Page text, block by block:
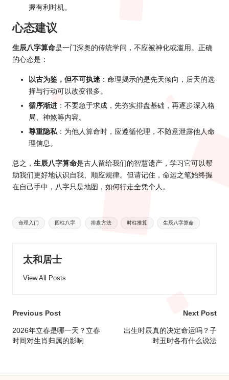
握有利时机。
心态建议
生辰八字算命是一门深奥的传统学问，不应被神化或滥用。正确
的心态是：
以古为鉴，但不可执迷 ：命理揭示的是先天倾向，后天的选
择与行动可以改变很多。
循序渐进 ：不要急于求成，先夯实排盘基础，再逐步深入格
局、神煞等内容。
尊重隐私：为他人算命时，应遵循伦理，不随意泄露他人命
理信息。
总之， 生辰八字算命是古人留给我们的智慧遗产，学习它可以帮
助我们更好地认识自我、顺应规律。但请记住，命运之笔始终握
在自己手中，八字只是地图，如何行走全凭个人。
Tags:
命理入门 四柱八字 排盘方法 时柱推算 生辰八字算命
太和居士
View All Posts
Post
navigation
Previous Post
2026年立春是哪一天？立春
时间对生肖归属的影响
Next Post
出生时辰真的决定命运吗？子
时丑时各有什么说法